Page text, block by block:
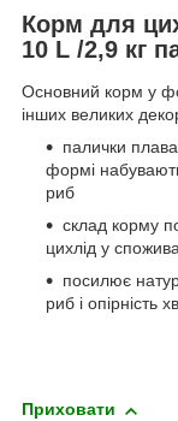
Корм для
10 L /2,9 кг
Основний корм у
інших великих
палички
формі
риб
склад корму
цихлід у
посилює
риб і опірність
Приховати